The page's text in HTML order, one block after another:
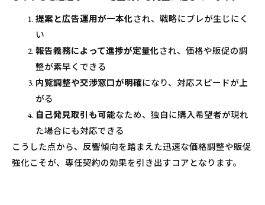
提案と広告運用が一本化され、戦略にブレが生じにく
い
報告義務によって進捗が定量化され、価格や販促の調
整が素早くできる
内覧調整や交渉窓口が明確になり、対応スピードが上
がる
自己発見取引も可能なため、独自に購入希望者が現れ
た場合にも対応できる
こうした点から、反響傾向を踏まえた迅速な価格調整や販促
強化こそが、専任契約の効果を引き出すコアとなります。